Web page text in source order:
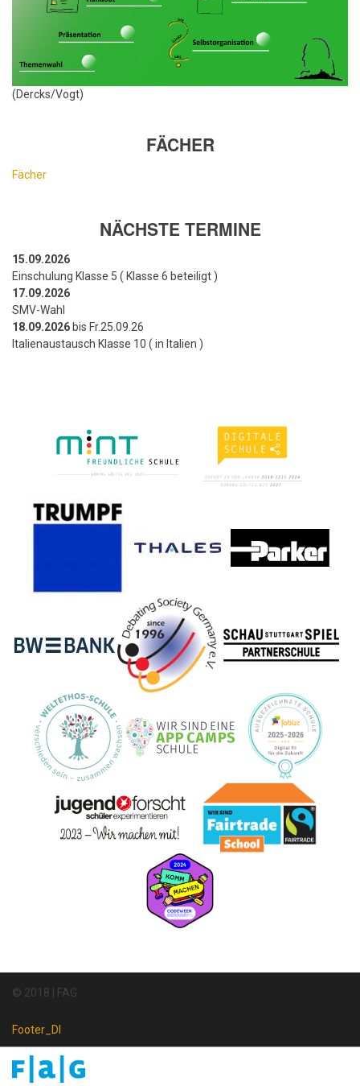
(Dercks/Vogt)
FÄCHER
Fächer
NÄCHSTE TERMINE
15.09.2026
Einschulung Klasse 5 ( Klasse 6 beteiligt )
17.09.2026
SMV-Wahl
18.09.2026 bis Fr.25.09.26
Italienaustausch Klasse 10 ( in Italien )
© 2018 | FAG
Footer_DI